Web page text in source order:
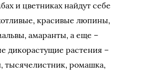
и цветниках найдут себе
красивые люпины,
амаранты, а еще –
дикорастущие растения –
тысячелистник, ромашка,